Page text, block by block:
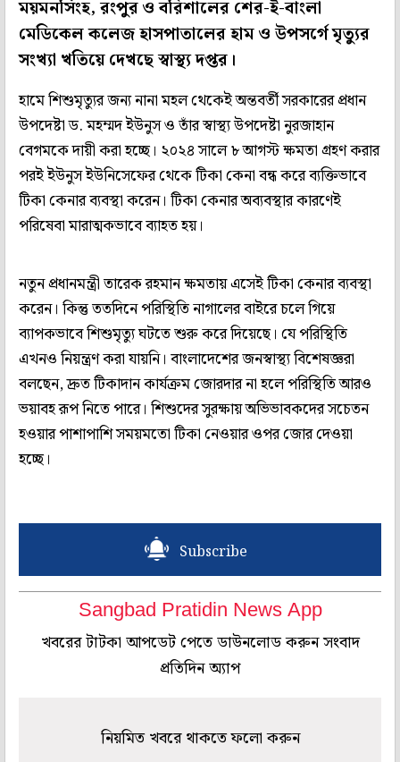
ময়মনসিংহ, রংপুর ও বরিশালের শের-ই-বাংলা
মেডিকেল কলেজ হাসপাতালের হাম ও উপসর্গে মৃত্যুর
সংখ্যা খতিয়ে দেখছে স্বাস্থ্য দপ্তর।
হামে শিশুমৃত্যুর জন্য নানা মহল থেকেই অন্তবর্তী সরকারের প্রধান
উপদেষ্টা ড. মহম্মদ ইউনুস ও তাঁর স্বাস্থ্য উপদেষ্টা নুরজাহান
বেগমকে দায়ী করা হচ্ছে। ২০২৪ সালে ৮ আগস্ট ক্ষমতা গ্রহণ করার
পরই ইউনুস ইউনিসেফের থেকে টিকা কেনা বন্ধ করে ব্যক্তিভাবে
টিকা কেনার ব্যবস্থা করেন। টিকা কেনার অব্যবস্থার কারণেই
পরিষেবা মারাত্মকভাবে ব্যাহত হয়।
নতুন প্রধানমন্ত্রী তারেক রহমান ক্ষমতায় এসেই টিকা কেনার ব্যবস্থা
করেন। কিন্তু ততদিনে পরিস্থিতি নাগালের বাইরে চলে গিয়ে
ব্যাপকভাবে শিশুমৃত্যু ঘটতে শুরু করে দিয়েছে। যে পরিস্থিতি
এখনও নিয়ন্ত্রণ করা যায়নি। বাংলাদেশের জনস্বাস্থ্য বিশেষজ্ঞরা
বলছেন, দ্রুত টিকাদান কার্যক্রম জোরদার না হলে পরিস্থিতি আরও
ভয়াবহ রূপ নিতে পারে। শিশুদের সুরক্ষায় অভিভাবকদের সচেতন
হওয়ার পাশাপাশি সময়মতো টিকা নেওয়ার ওপর জোর দেওয়া
হচ্ছে।
Subscribe
Sangbad Pratidin News App
খবরের টাটকা আপডেট পেতে ডাউনলোড করুন সংবাদ
প্রতিদিন অ্যাপ
নিয়মিত খবরে থাকতে ফলো করুন